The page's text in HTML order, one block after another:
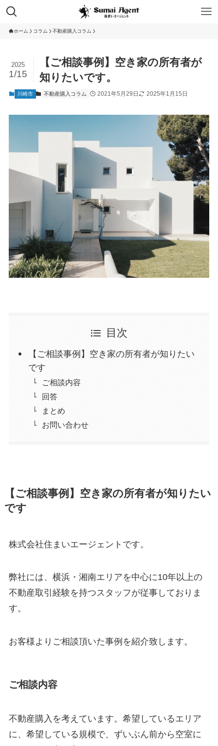
ホーム コラム 不動産購入コラム
【ご相談事例】空き家の所有者が
知りたいです。
2025
1/15
川崎市 不動産購入コラム 2021年5月29日 2025年1月15日
目次
【ご相談事例】空き家の所有者が知りたい
です
ご相談内容
回答
まとめ
お問い合わせ
【ご相談事例】空き家の所有者が知りたい
です
株式会社住まいエージェントです。
弊社には、横浜・湘南エリアを中心に10年以上の
不動産取引経験を持つスタッフが従事しておりま
す。
お客様よりご相談頂いた事例を紹介致します。
ご相談内容
不動産購入を考えています。希望しているエリア
に、希望している規模で、ずいぶん前から空室に